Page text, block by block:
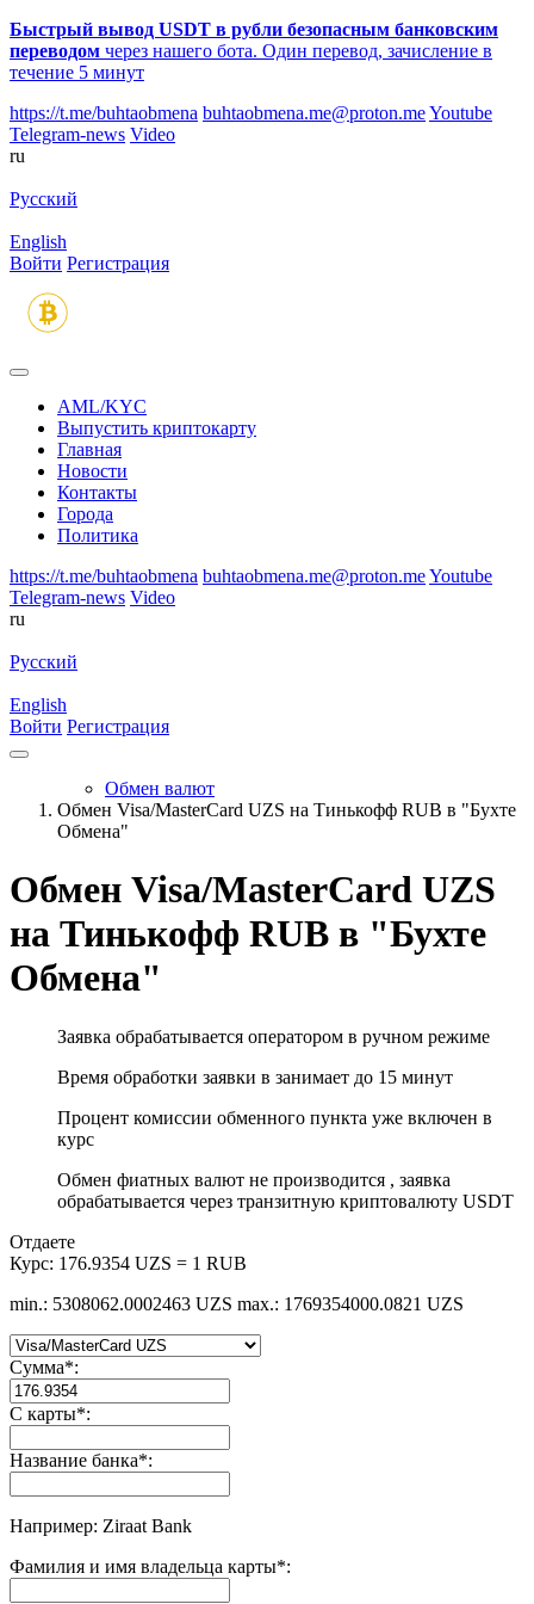
Быстрый вывод USDT в рубли безопасным банковским
переводом через нашего бота. Один перевод, зачисление в
течение 5 минут
https://t.me/buhtaobmena buhtaobmena.me@proton.meYoutube
Telegram-news Video
ru
Русский
English
Войти Регистрация
AML/KYC
Выпустить криптокарту
Главная
Новости
Контакты
Города
Политика
https://t.me/buhtaobmena buhtaobmena.me@proton.meYoutube
Telegram-news Video
ru
Русский
English
Войти Регистрация
Обмен валют
Обмен Visa/MasterCard UZS на Тинькофф RUB в "Бухте
Обмена"
Обмен Visa/MasterCard UZS
на Тинькофф RUB в "Бухте
Обмена"
Заявка обрабатывается оператором в ручном режиме
Время обработки заявки в занимает до 15 минут
Процент комиссии обменного пункта уже включен в
курс
Обмен фиатных валют не производится , заявка
обрабатывается через транзитную криптовалюту USDT
Отдаете
Курс: 176.9354 UZS = 1 RUB
min.: 5308062.0002463 UZS max.: 1769354000.0821 UZS
Сумма*:
С карты*:
Название банка*:
Например: Ziraat Bank
Фамилия и имя владельца карты*: